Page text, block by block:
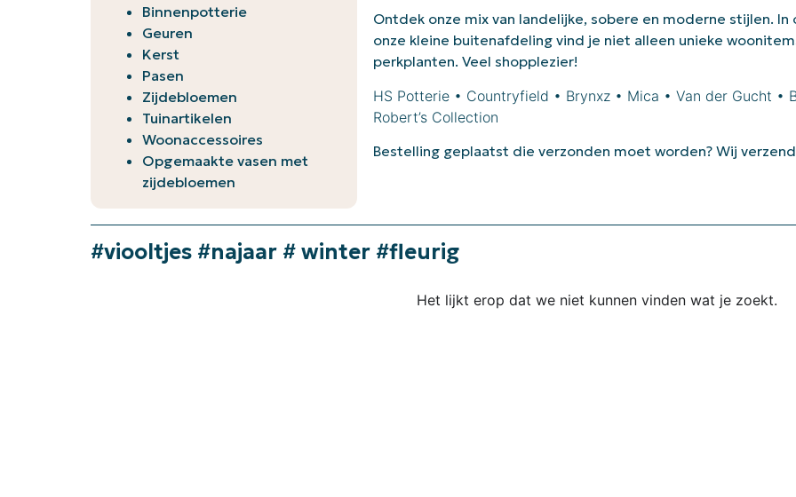
Binnenpotterie
Geuren
Kerst
Pasen
Zijdebloemen
Tuinartikelen
Woonaccessoires
Opgemaakte vasen met
zijdebloemen
Ontdek onze mix van landelijke, sobere en moderne stijlen.
onze kleine buitenafdeling vind je niet alleen unieke
perkplanten. Veel shopplezier!
HS Potterie • Countryfield • Brynxz • Mica • Van der Gucht •
Robert’s Collection
Bestelling geplaatst die verzonden moet worden? Wij
#viooltjes #najaar # winter #fleurig
Het lijkt erop dat we niet kunnen vinden wat je zoekt.